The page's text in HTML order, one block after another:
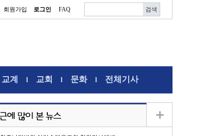
회원가입 로그인 FAQ
교계 l 교회 l 문화l 전체기사